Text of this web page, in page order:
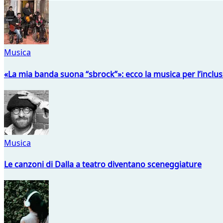
Musica
«La mia banda suona “sbrock”»: ecco la musica per
Musica
Le canzoni di Dalla a teatro diventano sceneggiature